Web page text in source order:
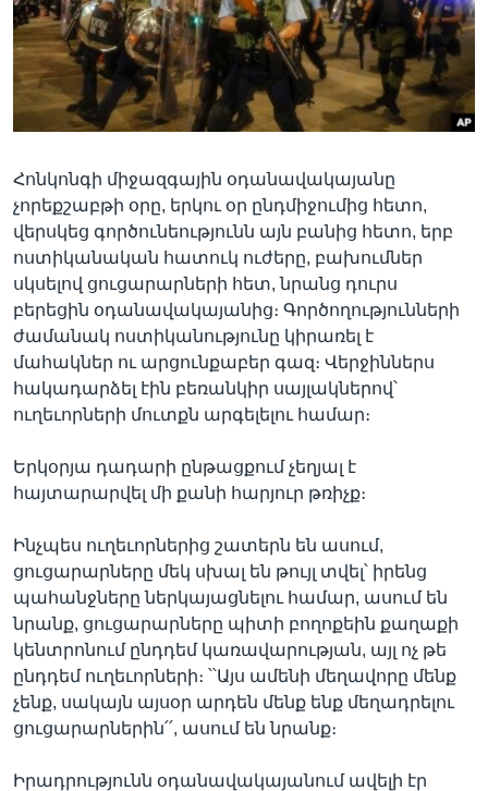
Լեզուներ
Հոնկոնգի միջազգային օդանավակայանը
չորեքշաբթի օրը, երկու օր ընդմիջումից հետո,
վերսկեց գործունեությունն այն բանից հետո, երբ
ոստիկանական հատուկ ուժերը, բախումներ
սկսելով ցուցարարների հետ, նրանց դուրս
բերեցին օդանավակայանից։ Գործողությունների
ժամանակ ոստիկանությունը կիրառել է
մահակներ ու արցունքաբեր գազ։ Վերջիններս
հակադարձել էին բեռանկիր սայլակներով՝
ուղեւորների մուտքն արգելելու համար։
Երկօրյա դադարի ընթացքում չեղյալ է
հայտարարվել մի քանի հարյուր թռիչք։
Ինչպես ուղեւորներից շատերն են ասում,
ցուցարարները մեկ սխալ են թույլ տվել՝ իրենց
պահանջները ներկայացնելու համար, ասում են
նրանք, ցուցարարները պիտի բողոքեին քաղաքի
կենտրոնում ընդդեմ կառավարության, այլ ոչ թե
ընդդեմ ուղեւորների։ ՝՝Այս ամենի մեղավորը մենք
չենք, սակայն այսօր արդեն մենք ենք մեղադրելու
ցուցարարներին՛՛, ասում են նրանք։
Իրադրությունն օդանավակայանում ավելի էր